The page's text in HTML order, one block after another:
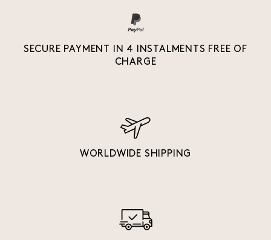
SECURE PAYMENT IN 4 INSTALMENTS FREE OF
CHARGE
WORLDWIDE SHIPPING